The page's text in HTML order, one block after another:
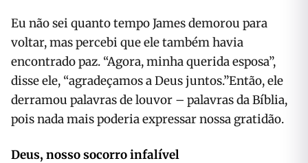
Eu não sei quanto tempo James demorou para
voltar, mas percebi que ele também havia
encontrado paz. “Agora, minha querida esposa”,
disse ele, “agradeçamos a Deus juntos.”Então, ele
derramou palavras de louvor – palavras da Bíblia,
pois nada mais poderia expressar nossa gratidão.
Deus, nosso socorro infalível